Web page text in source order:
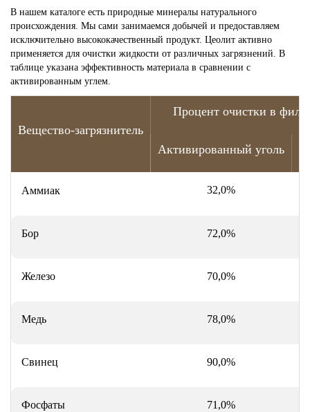
В нашем каталоге есть природные минералы натурального
происхождения. Мы сами занимаемся добычей и предоставляем
исключительно высококачественный продукт. Цеолит активно
применяется для очистки жидкости от различных загрязнений. В
таблице указана эффективность материала в сравнении с
активированным углем.
Вещество-загрязнитель
Процент очистки в
Активированный уголь
Аммиак 32,0%
Бор 72,0%
Железо 70,0%
Медь 78,0%
Свинец 90,0%
Фосфаты 71,0%